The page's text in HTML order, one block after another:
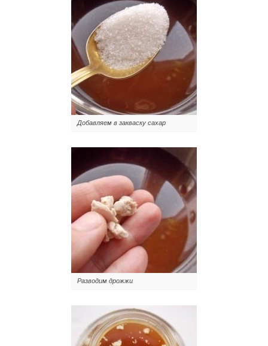
Добавляем в закваску сахар
Разводим дрожжи